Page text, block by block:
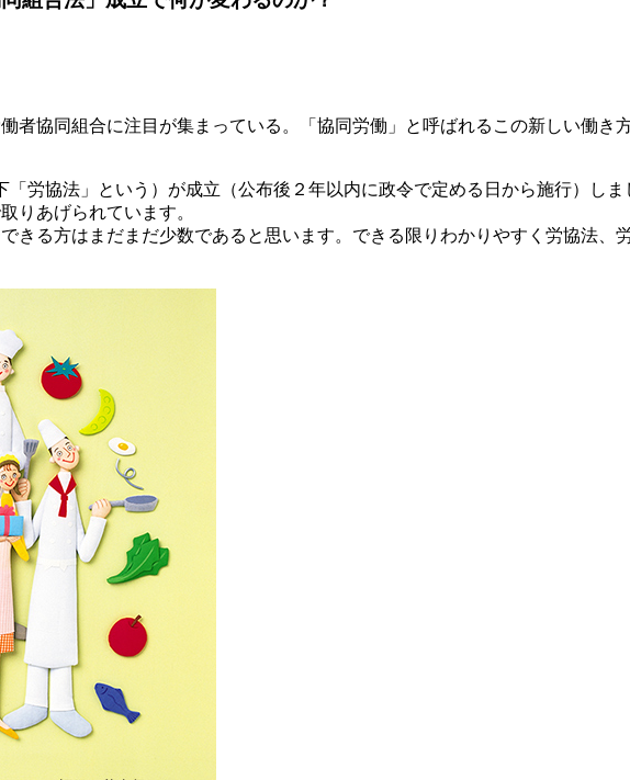
者協同組合に注目が集まっている。「協同労働」と呼ばれるこの新しい働
「労協法」という）が成立（公布後２年以内に政令で定める日から施行）し
りあげられています。
きる方はまだまだ少数であると思います。できる限りわかりやすく労協法、